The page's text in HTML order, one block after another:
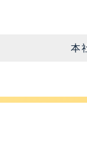
本